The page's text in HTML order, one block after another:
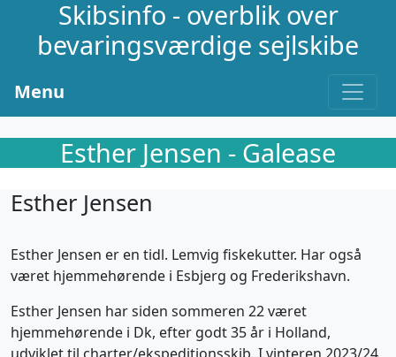
Skibsinfo - overblik over
bevaringsværdige sejlskibe
Menu
Esther Jensen - Galease
Esther Jensen
Esther Jensen er en tidl. Lemvig fiskekutter. Har også
været hjemmehørende i Esbjerg og Frederikshavn.
Esther Jensen har siden sommeren 22 været
hjemmehørende i Dk, efter godt 35 år i Holland,